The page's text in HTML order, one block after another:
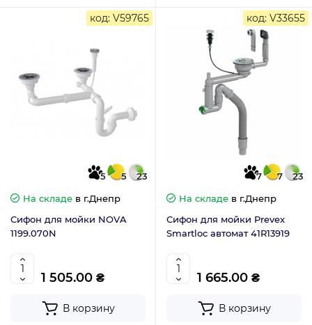
код: V59765
5 5
23
На складе в г.Днепр
Сифон для мойки NOVA
1199.070N
1 505.00 ₴
В корзину
код: V33655
7 7
23
На складе в г.Днепр
Сифон для мойки Prevex
Smartloc автомат 41R13919
1 665.00 ₴
В корзину